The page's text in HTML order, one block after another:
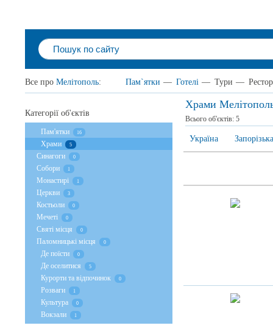
Все про Мелітополь: Пам`ятки — Готелі — Тури —
Храми
Всього об'єктів: 5
Україна
Категорії об'єктів
Пам'ятки 16
Храми 5
Cинагоги 0
Собори 1
Монастирі 1
Церкви 3
Костьоли 0
Мечеті 0
Святі місця 0
Паломницькі місця 0
Де поїсти 0
Де оселитися 5
Курорти та відпочинок 0
Розваги 1
Культура 0
Вокзали 1